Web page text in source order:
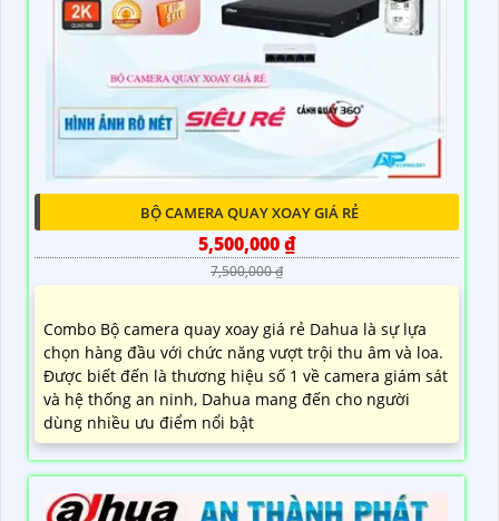
BỘ CAMERA QUAY XOAY GIÁ RẺ
5,500,000 ₫
7,500,000 ₫
Combo Bộ camera quay xoay giá rẻ Dahua là sự lựa
chọn hàng đầu với chức năng vượt trội thu âm và loa.
Được biết đến là thương hiệu số 1 về camera giám sát
và hệ thống an ninh, Dahua mang đến cho người
dùng nhiều ưu điểm nổi bật